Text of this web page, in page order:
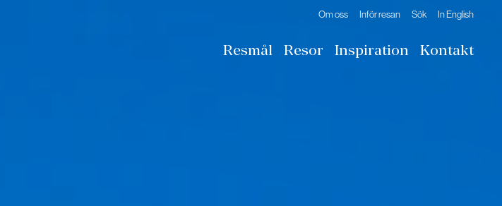
Om oss Inför resan Sök In English
Resmål Resor Inspiration Kontakt